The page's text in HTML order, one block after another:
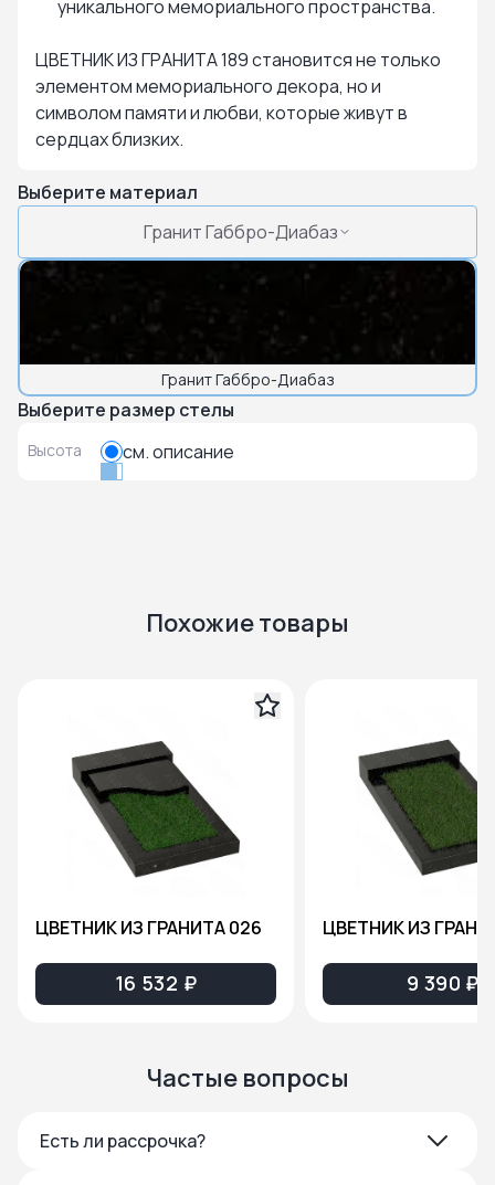
уникального мемориального пространства.
ЦВЕТНИК ИЗ ГРАНИТА 189 становится не только
элементом мемориального декора, но и
символом памяти и любви, которые живут в
сердцах близких.
Выберите материал
Гранит Габбро-Диабаз
Гранит Габбро-Диабаз
Выберите размер стелы
Высота см. описание
Похожие товары
ЦВЕТНИК ИЗ ГРАНИТА 026
16 532 ₽
ЦВЕТНИК ИЗ
9 390 ₽
Частые вопросы
Есть ли рассрочка?